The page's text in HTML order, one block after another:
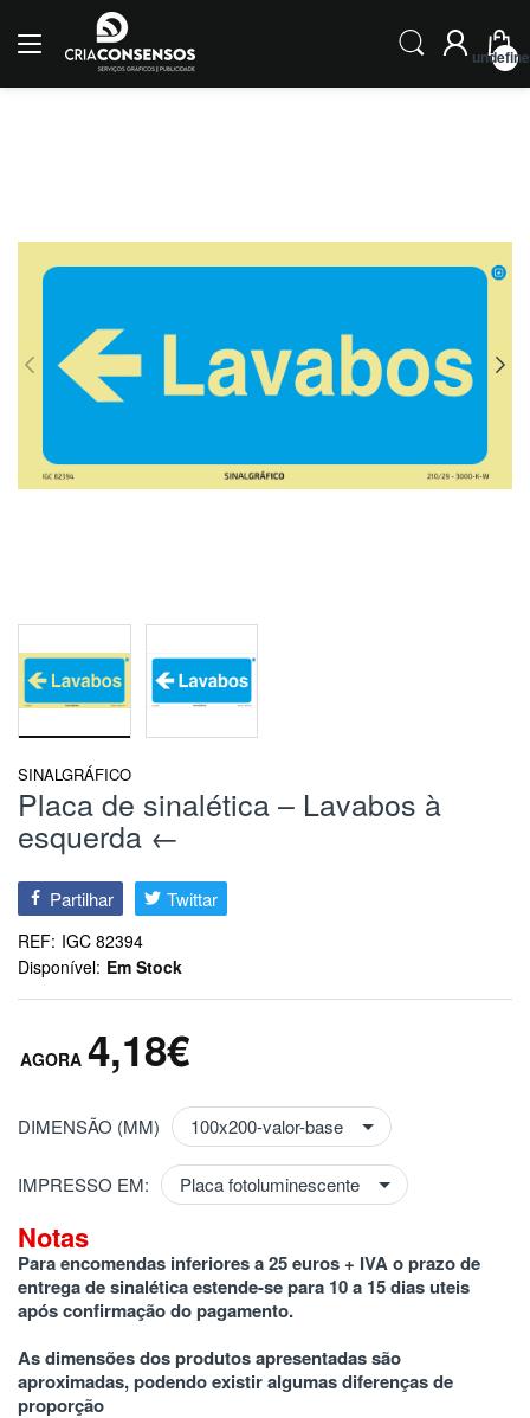
SINALGRÁFICO
Placa de sinalética – Lavabos à
esquerda ←
Partilhar Twittar
REF: IGC 82394
Disponível: Em Stock
4,18€
DIMENSÃO (MM)
IMPRESSO EM:
Notas
Para encomendas inferiores a 25 euros + IVA o prazo de
entrega de sinalética estende-se para 10 a 15 dias uteis
após confirmação do pagamento.
As dimensões dos produtos apresentadas são
aproximadas, podendo existir algumas diferenças de
proporção